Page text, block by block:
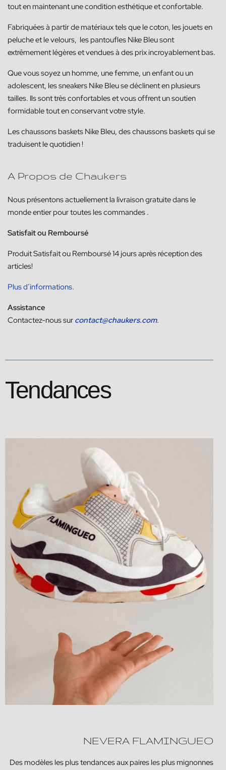
tout en maintenant une condition esthétique et confortable.
Fabriquées à partir de matériaux tels que le coton, les jouets en
peluche et le velours, les pantoufles Nike Bleu sont
extrêmement légères et vendues à des prix incroyablement bas.
Que vous soyez un homme, une femme, un enfant ou un
adolescent, les sneakers Nike Bleu se déclinent en plusieurs
tailles. Ils sont très confortables et vous offrent un soutien
formidable tout en conservant votre style.
Les chaussons baskets Nike Bleu, des chaussons baskets qui se
traduisent le quotidien !
A Propos de Chaukers
Nous présentons actuellement la livraisongratuite dans le
monde entier pour toutes les commandes .
Satisfait ou Remboursé
ProduitSatisfait ou Remboursé14joursaprès réception des
articles!
Plus d’informations.
Assistance
Contactez-nous sur contact@chaukers.com.
Tendances
NEVERA FLAMINGUEO
Des modèles les plus tendances aux paires les plus mignonnes